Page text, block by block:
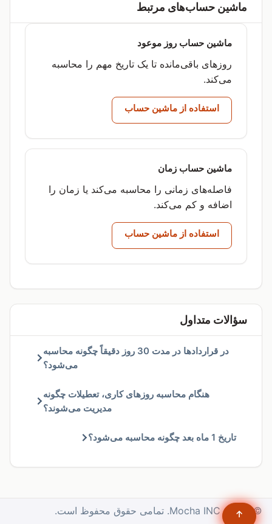
ماشین حساب‌های مرتبط
ماشین حساب روز موعود
روزهای باقی‌مانده تا یک تاریخ مهم را محاسبه
می‌کند.
استفاده از ماشین حساب
ماشین حساب زمان
فاصله‌های زمانی را محاسبه می‌کند یا زمان را
اضافه و کم می‌کند.
استفاده از ماشین حساب
سؤالات متداول
در قراردادها در مدت 30 روز دقیقاً چگونه محاسبه
می‌شود؟
هنگام محاسبه روزهای کاری، تعطیلات چگونه
مدیریت می‌شوند؟
تاریخ 1 ماه بعد چگونه محاسبه می‌شود؟
© 2025. Mocha INC. تمامی حقوق محفوظ است. ↑